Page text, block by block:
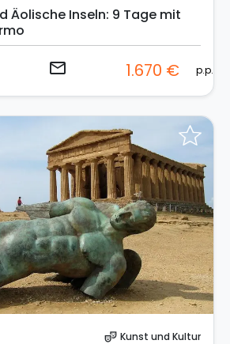
Äolische Inseln: 9 Tage mit
email 1.670 € p.p.
theater_comedy Kunst und Kultur